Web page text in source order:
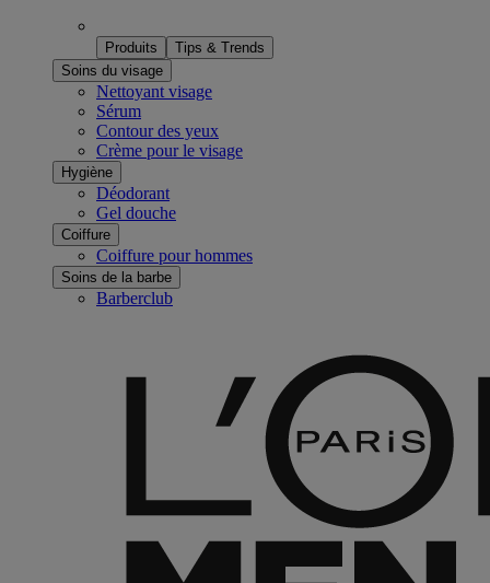
Produits
Tips & Trends
Soins du visage
Nettoyant visage
Sérum
Contour des yeux
Crème pour le visage
Hygiène
Déodorant
Gel douche
Coiffure
Coiffure pour hommes
Soins de la barbe
Barberclub